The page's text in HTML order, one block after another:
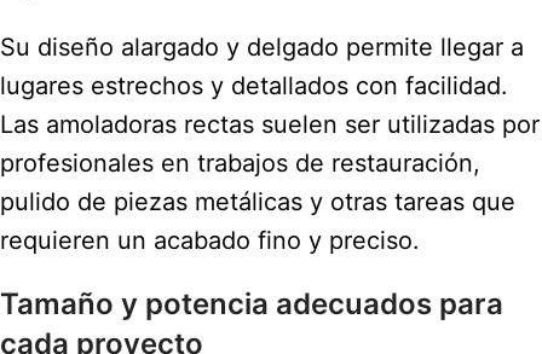
Su diseño alargado y delgado permite llegar a
lugares estrechos y detallados con facilidad.
Las amoladoras rectas suelen ser utilizadas por
profesionales en trabajos de restauración,
pulido de piezas metálicas y otras tareas que
requieren un acabado fino y preciso.
Tamaño y potencia adecuados para
cada proyecto